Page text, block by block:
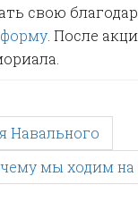
свою
. После
Навального
мы ходим на